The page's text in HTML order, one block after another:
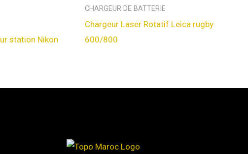
station Nikon
CHARGEUR DE BATTERIE
Chargeur Laser Rotatif Leica rugby
600/800